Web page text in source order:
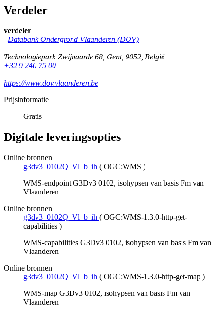
Verdeler
verdeler
Databank Ondergrond Vlaanderen (DOV)
Technologiepark-Zwijnaarde 68, Gent, 9052, België
+32 9 240 75 00
https://www.dov.vlaanderen.be
Prijsinformatie
Gratis
Digitale leveringsopties
Online bronnen
g3dv3_0102Q_Vl_b_ih ( OGC:WMS )
WMS-endpoint G3Dv3 0102, isohypsen van basis Fm van
Vlaanderen
Online bronnen
g3dv3_0102Q_Vl_b_ih ( OGC:WMS-1.3.0-http-get-
capabilities )
WMS-capabilities G3Dv3 0102, isohypsen van basis Fm van
Vlaanderen
Online bronnen
g3dv3_0102Q_Vl_b_ih ( OGC:WMS-1.3.0-http-get-map )
WMS-map G3Dv3 0102, isohypsen van basis Fm van
Vlaanderen